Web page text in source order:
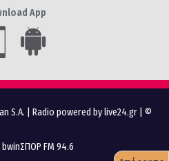
App
S.A. Radio powered by live24.gr | ©
bwinΣΠΟΡ FM 94.6